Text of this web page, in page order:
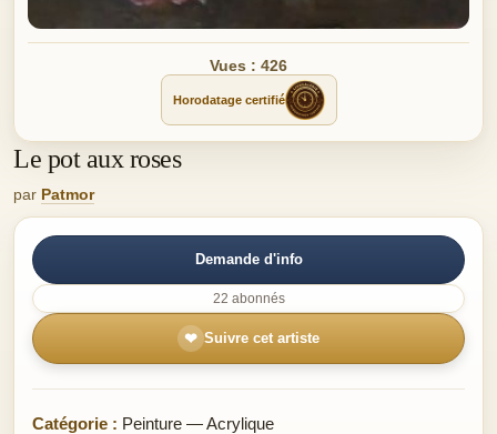
Vues : 426
Horodatage certifié
Le pot aux roses
par Patmor
Demande d'info
22 abonnés
❤ Suivre cet artiste
Catégorie : Peinture — Acrylique